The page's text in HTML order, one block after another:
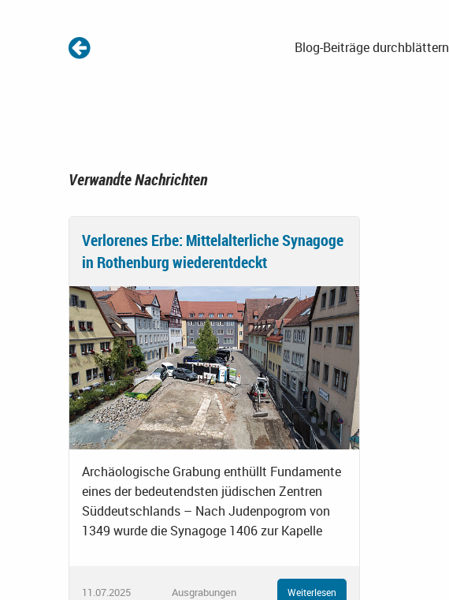
Blog-Beiträge durchblättern
Verwandte Nachrichten
Verlorenes Erbe: Mittelalterliche Synagoge
in Rothenburg wiederentdeckt
Archäologische Grabung enthüllt Fundamente
eines der bedeutendsten jüdischen Zentren
Süddeutschlands – Nach Judenpogrom von
1349 wurde die Synagoge 1406 zur Kapelle
11.07.2025 Ausgrabungen Weiterlesen